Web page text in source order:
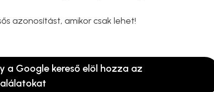
azonosítást, amikor csak lehet!
a Google kereső elöl hozza az